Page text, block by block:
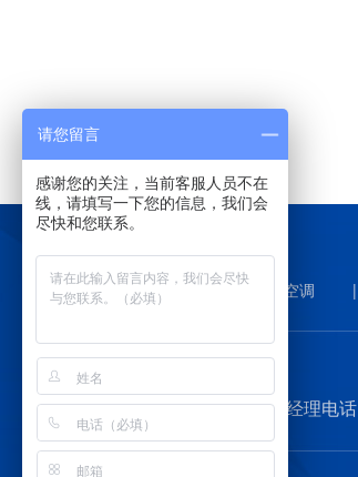
星科首页 工业环保空调 |
13710050791 黎经理电话
请您留言
感谢您的关注，当前客服人员不在
线，请填写一下您的信息，我们会
尽快和您联系。